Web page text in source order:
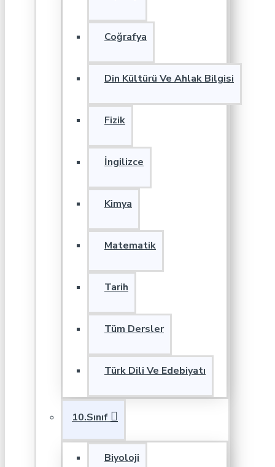
Coğrafya
Din Kültürü Ve Ahlak Bilgisi
Fizik
İngilizce
Kimya
Matematik
Tarih
Tüm Dersler
Türk Dili Ve Edebiyatı
10.Sınıf
Biyoloji